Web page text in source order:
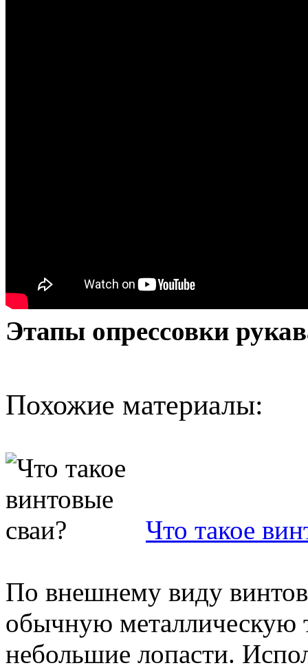
Этапы опрессовки
Похожие материалы:
Что такое
По внешнему виду
обычную металлическую
небольшие лопасти.